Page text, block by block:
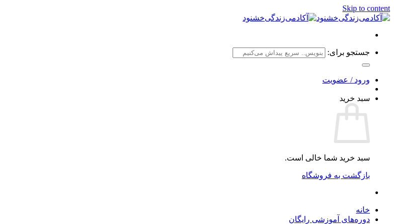
Skip to content
جستجو برای:
ورود / عضویت
سبد خرید
سبد خرید شما خالی است.
بازگشت به فروشگاه
خانه
دوره‌های آموزشی رایگان